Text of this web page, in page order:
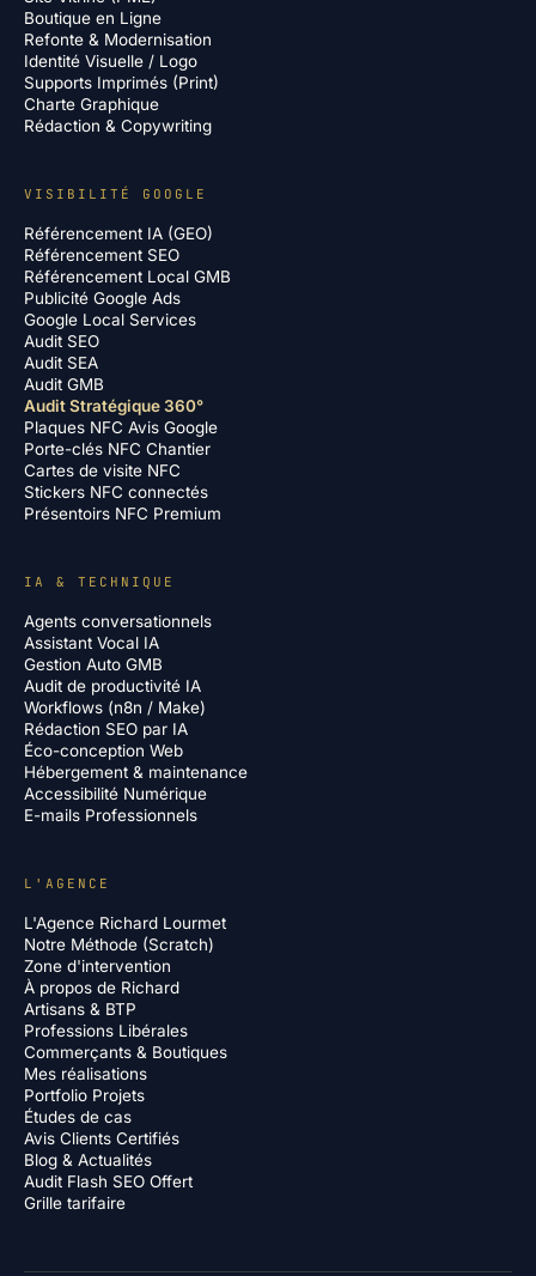
Boutique en Ligne
Refonte & Modernisation
Identité Visuelle / Logo
Supports Imprimés (Print)
Charte Graphique
Rédaction & Copywriting
VISIBILITÉ GOOGLE
Référencement IA (GEO)
Référencement SEO
Référencement Local GMB
Publicité Google Ads
Google Local Services
Audit SEO
Audit SEA
Audit GMB
Audit Stratégique 360°
Plaques NFC Avis Google
Porte-clés NFC Chantier
Cartes de visite NFC
Stickers NFC connectés
Présentoirs NFC Premium
IA & TECHNIQUE
Agents conversationnels
Assistant Vocal IA
Gestion Auto GMB
Audit de productivité IA
Workflows (n8n / Make)
Rédaction SEO par IA
Éco-conception Web
Hébergement & maintenance
Accessibilité Numérique
E-mails Professionnels
L'AGENCE
L'Agence Richard Lourmet
Notre Méthode (Scratch)
Zone d'intervention
À propos de Richard
Artisans & BTP
Professions Libérales
Commerçants & Boutiques
Mes réalisations
Portfolio Projets
Études de cas
Avis Clients Certifiés
Blog & Actualités
Audit Flash SEO Offert
Grille tarifaire